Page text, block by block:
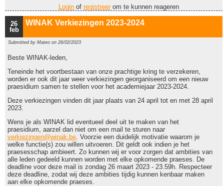
Login of registreerom te kunnen reageren
26
feb
WINAK Verkiezingen 2023-2024
Submitted by Mateo on 26/02/2023
Beste WINAK-leden,
Teneinde het voortbestaan van onze prachtige kring te verzekeren,
worden er ook dit jaar weer verkiezingen georganiseerd om een nieuw
praesidium samen te stellen voor het academiejaar 2023-2024.
Deze verkiezingen vinden dit jaar plaats van 24 april tot en met 28 april
2023.
Wens je als WINAK lid eventueel deel uit te maken van het
praesidium, aarzel dan niet om een mail te sturen naar
verkiezingen@winak.be. Voorzie een duidelijk motivatie waarom je
welke functie(s) zou willen uitvoeren. Dit geldt ook indien je het
praesesschap ambieert. Zo kunnen wij er voor zorgen dat ambities van
alle leden gedeeld kunnen worden met elke opkomende praeses. De
deadline voor deze mail is zondag 26 maart 2023 - 23.59h. Respecteer
deze deadline, zodat wij deze ambities tijdig kunnen kenbaar maken
aan elke opkomende praeses.